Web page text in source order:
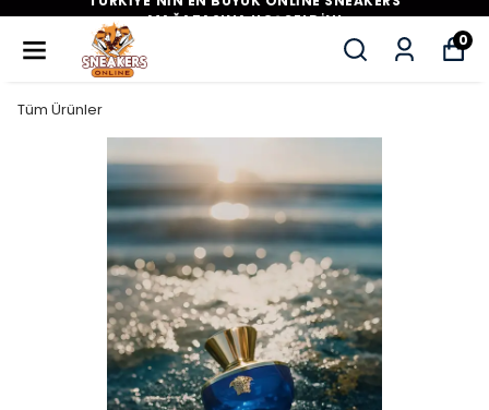
İNDİRİMLERİ KAÇIRMA!
0
Tüm Ürünler